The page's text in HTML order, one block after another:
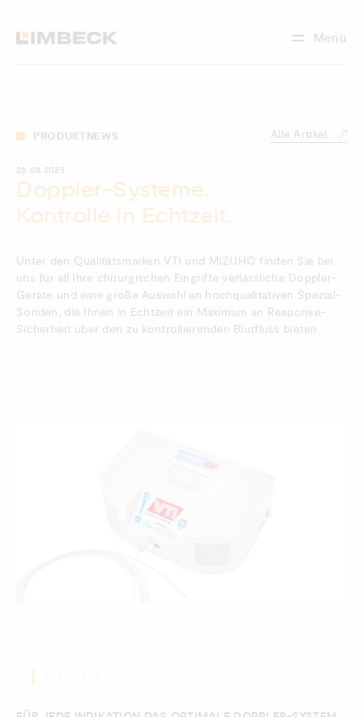
Menü
Alle Artikel
PRODUKTNEWS
20.08.2025
Doppler-Systeme.
Kontrolle in Echtzeit.
Unter den Qualitätsmarken VTI und MIZUHO finden Sie bei
uns für all Ihre chirurgischen Eingriffe verlässliche Doppler-
Geräte und eine große Auswahl an hochqualitativen Spezial-
Sonden, die Ihnen in Echtzeit ein Maximum an Response-
Sicherheit über den zu kontrollierenden Blutfluss bieten.